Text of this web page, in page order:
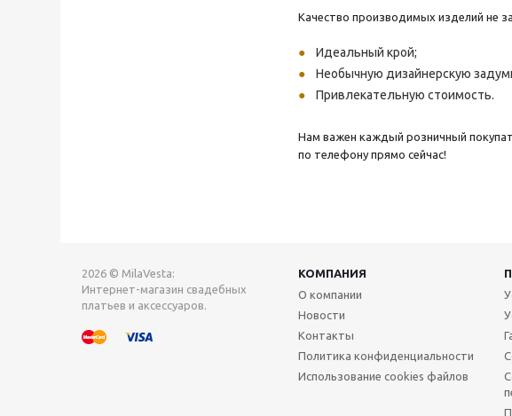
Качество производимых изделий не
Идеальный крой;
Необычную дизайнерскую
Привлекательную стоимость.
Нам важен каждый розничный
по телефону прямо сейчас!
2026 © MilaVesta:
Интернет-магазин свадебных
платьев и аксессуаров.
КОМПАНИЯ
О компании
Новости
Контакты
Политика конфиденциальности
Использование cookies файлов